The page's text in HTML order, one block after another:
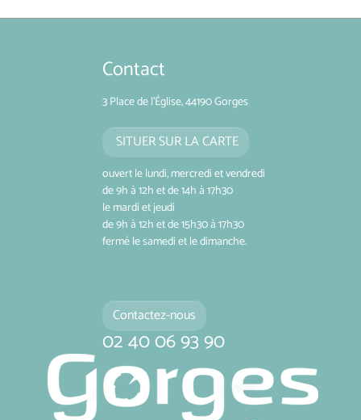
Contact
3 Place de l'Église, 44190 Gorges
SITUER SUR LA CARTE
ouvert le lundi, mercredi et vendredi
de 9h à 12h et de 14h à 17h30
le mardi et jeudi
de 9h à 12h et de 15h30 à 17h30
fermé le samedi et le dimanche.
Contactez-nous
02 40 06 93 90